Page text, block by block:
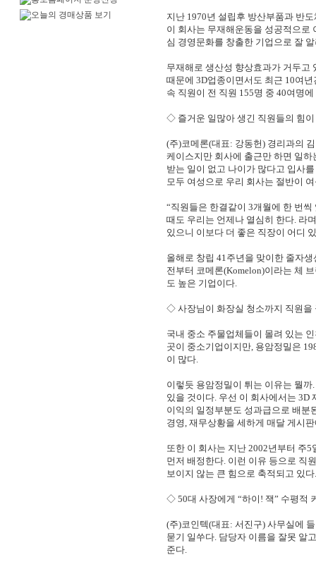
지난 1970년 설립후 방산부품과 반
이 회사는 무재해운동을 성공적으로
심 경영문화를 창출한 기업으로 잘
무재해로 생산성 향상효과가 거두
때문에 3D업종이면서도 최근 10여년
속 직원이 전 직원 155명 중 40여명에
◇ 즐거운 일많아 생긴 직원들의 힘
(주)코메론(대표: 강동헌) 경리과의
케이스지만 회사에 출근만 하면 일하
받는 일이 없고 나이가 많다고 입사를
모두 여성으로 우리 회사는 절반이
“직원들은 한결같이 3개월에 한 번
때도 우리는 언제나 열심히 한다. 라
있으니 이보다 더 좋은 직장이 어디
올해로 창립 41주년을 맞이한 줄자
전부터 코메론(Komelon)이라는 체
도 높은 기업이다.
◇ 사장님이 화장실 청소까지 직원
국내 중소 주물업체들이 몰려 있는
곳이 중소기업이지만, 용암정밀은
이 많다.
이렇듯 용암정밀이 튀는 이유는 뭘
있을 것이다. 우선 이 회사에서는 3D
이익의 일정부분도 성과급으로 배분
경영, 재무상황을 세하게 매달 게시
또한 이 회사는 지난 2002년부터 주
먼저 배정한다. 이런 이유 등으로 직
보이지 않는 큰 힘으로 축적되고 있다.
◇ 50대 사장에게 “하이! 잭” 수평적
(주)코인텍(대표: 서진구) 사무실에
묻기 일쑤다. 담당자 이름을 잘못 알
준다.